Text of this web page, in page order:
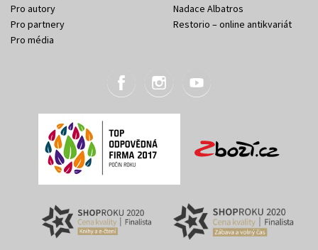
Pro autory
Pro partnery
Pro média
Nadace Albatros
Restorio – online antikvariát